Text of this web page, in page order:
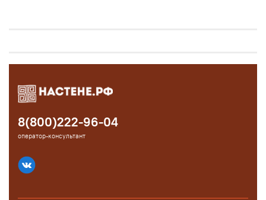
8(800)222-96-04
оператор-консультант